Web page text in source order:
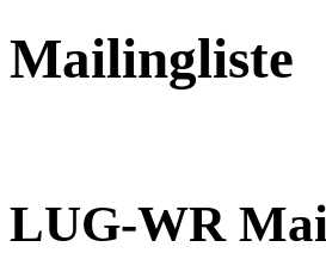
Mailingliste
LUG-WR